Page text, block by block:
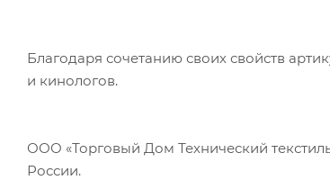
Благодаря сочетанию своих свойств
и кинологов.
ООО «Торговый Дом Технический
России.